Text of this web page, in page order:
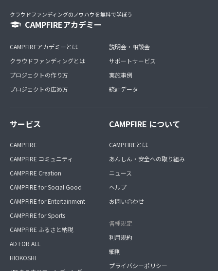
クラウドファンディングのノウハウを無料で学ぼう
CAMPFIREアカデミー
CAMPFIREアカデミーとは
クラウドファンディングとは
プロジェクトの作り方
プロジェクトの広め方
説明会・相談会
サポートサービス
実施事例
統計データ
サービス
CAMPFIRE
CAMPFIRE コミュニティ
CAMPFIRE Creation
CAMPFIRE for Social Good
CAMPFIRE for Entertainment
CAMPFIRE for Sports
CAMPFIRE ふるさと納税
AD FOR ALL
HIOKOSHI
CAMPFIRE について
CAMPFIREとは
あんしん・安全への取り組み
ニュース
ヘルプ
お問い合わせ
各種規定
利用規約
細則
プライバシーポリシー